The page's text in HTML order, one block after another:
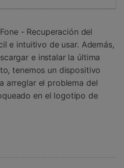
- Recuperación del
e intuitivo de usar. Además,
e instalar la última
tenemos un dispositivo
arreglar el problema del
en el logotipo de